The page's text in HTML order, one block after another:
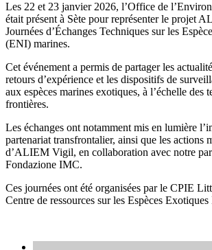
Les 22 et 23 janvier 2026, l’Office de
était présent à Sète pour représenter le projet
Journées d’Échanges Techniques sur les
(ENI) marines.
Cet événement a permis de partager les
retours d’expérience et les dispositifs de
aux espèces marines exotiques, à l’échelle des
frontières.
Les échanges ont notamment mis en lumière
partenariat transfrontalier, ainsi que les actions
d’ALIEM Vigil, en collaboration avec notre
Fondazione IMC.
Ces journées ont été organisées par le CPIE
Centre de ressources sur les Espèces Exotiques